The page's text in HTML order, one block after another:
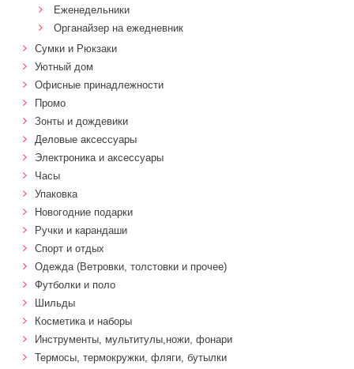
Еженедельники
Органайзер на ежедневник
Сумки и Рюкзаки
Уютный дом
Офисные принадлежности
Промо
Зонты и дождевики
Деловые аксессуары
Электроника и аксессуары
Часы
Упаковка
Новогодние подарки
Ручки и карандаши
Спорт и отдых
Одежда (Ветровки, толстовки и прочее)
Футболки и поло
Шильды
Косметика и наборы
Инструменты, мультитулы,ножи, фонари
Термосы, термокружки, фляги, бутылки